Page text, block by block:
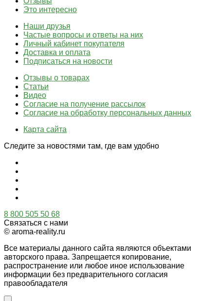
Это интересно
Наши друзья
Частые вопросы и ответы на них
Личный кабинет покупателя
Доставка и оплата
Подписаться на новости
Отзывы о товарах
Статьи
Видео
Согласие на получение рассылок
Согласие на обработку персональных данных
Карта сайта
Следите за новостями там, где вам удобно
8 800 505 50 68
Связаться с нами
© aroma-reality.ru
Все материалы данного сайта являются объектами
авторского права. Запрещается копирование,
распространение или любое иное использование
информации без предварительного согласия
правообладателя